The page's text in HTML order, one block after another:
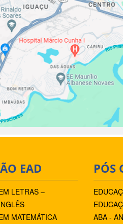
EAD
LETRAS –
MATEMÁTICA
PÓS
ABA -